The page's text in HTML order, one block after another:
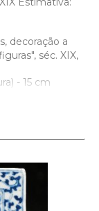
decoração a
séc. XIX,
- 15 cm